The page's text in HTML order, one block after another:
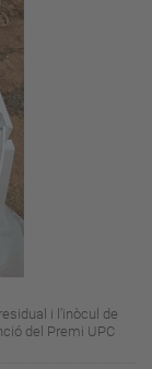
i l’inòcul de
del Premi UPC